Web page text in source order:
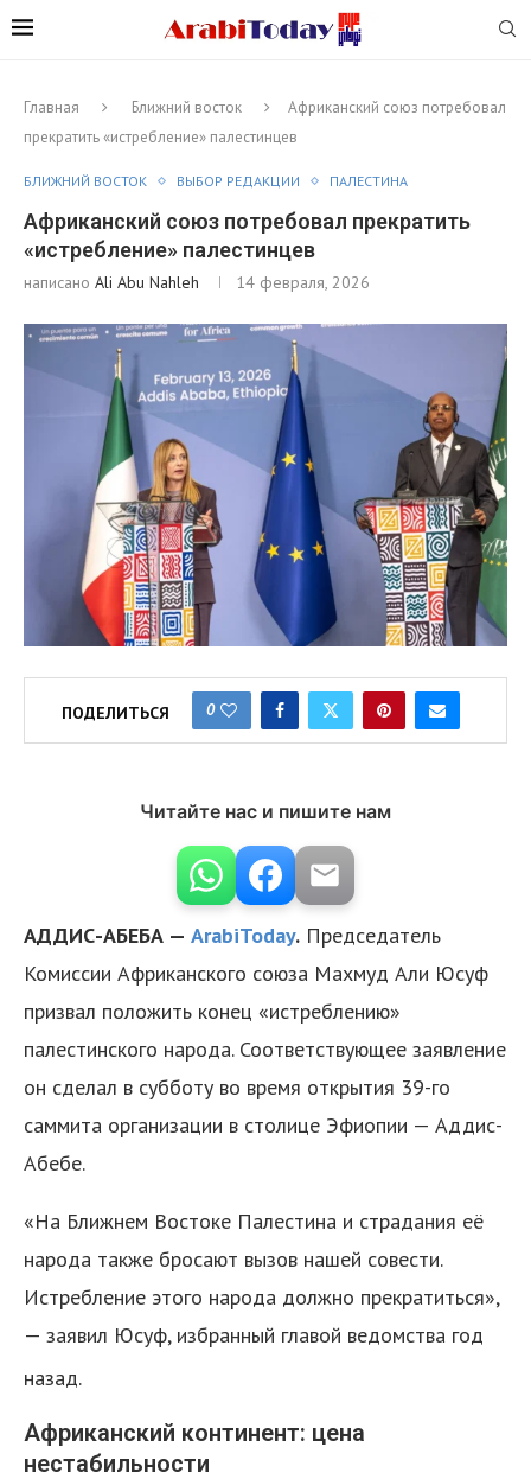
Главная Ближний восток
Африканский союз потребовал
прекратить «истребление» палестинцев
БЛИЖНИЙ ВОСТОК ВЫБОР РЕДАКЦИИ ПАЛЕСТИНА
Африканский союз потребовал прекратить
«истребление» палестинцев
написано Ali Abu Nahleh 14 февраля, 2026
ПОДЕЛИТЬСЯ 0
Читайте нас и пишите нам
АДДИС-АБЕБА — ArabiToday. Председатель
Комиссии Африканского союза Махмуд Али Юсуф
призвал положить конец «истреблению»
палестинского народа. Соответствующее заявление
он сделал в субботу во время открытия 39-го
саммита организации в столице Эфиопии — Аддис-
Абебе.
«На Ближнем Востоке Палестина и страдания её
народа также бросают вызов нашей совести.
Истребление этого народа должно прекратиться»,
— заявил Юсуф, избранный главой ведомства год
назад.
Африканский континент: цена
нестабильности